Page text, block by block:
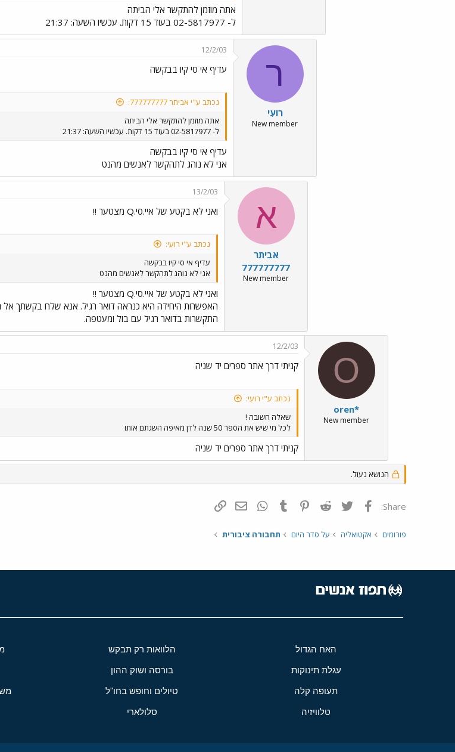
אתה מוזמן להתקשר אלי הביתה
ל- 02-5817977 בעוד 15 דקות. עכשיו השעה: 21:37
ר
רועִי
New member
12/2/03
עדיף אי סי קיו בבקשה
נכתב ע"י אביתר 777777777:
אתה מוזמן להתקשר אלי הביתה
ל- 02-5817977 בעוד 15 דקות. עכשיו השעה: 21:37
עדיף אי סי קיו בבקשה
אני לא נוהג לתהקשר לאנשים מהנט
א
אביתר
777777777
New member
13/2/03
ואני לא בקטע של איי.סי.Q מצטער !!
נכתב ע"י רועִי:
עדיף אי סי קיו בבקשה
אני לא נוהג לתהקשר לאנשים מהנט
ואני לא בקטע של איי.סי.Q מצטער !!
התקשרות בדואר רגיל עם בול ומעטפה.
O
oren*
New member
12/2/03
קניתי דרך אתר ספרים יד שניה
נכתב ע"י רועִי:
שאלה חשובה !
לכל מי שיש את הספר 50 שנה לדן מאיפה השגתם אותו
קניתי דרך אתר ספרים יד שניה
הנושא נעול.
Share: פייסבוק Twitter
Reddit
Pinterest
Tumblr
WhatsAppדואר אלקטרוני
פורומים אקטואליה על סדר היום תחבורה ציבורית
האח הגדול הלוואות רק תבקש
עגלת תינוקות בורסה ושוק ההון
תעופה קלה טיולים וחופש בחו"ל
טלוויזיה סלולארי